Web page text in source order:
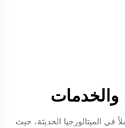
الميتالورجيا الحديثة، حيث